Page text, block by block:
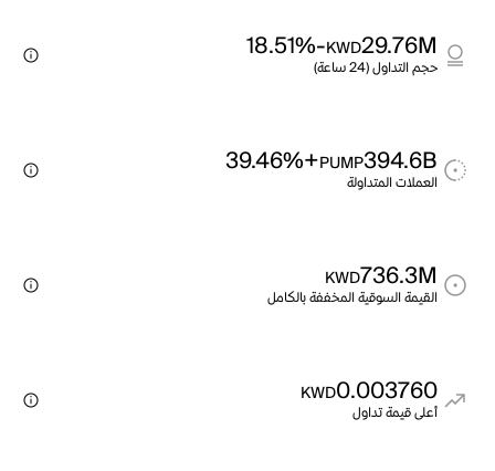
29.76M
KWD
-18.51%
حجم التداول (24 ساعة)
394.6B
PUMP
+39.46%
العملات المتداولة
736.3M
KWD
القيمة السوقية المخففة بالكامل
0.003760
KWD
أعلى قيمة تداول